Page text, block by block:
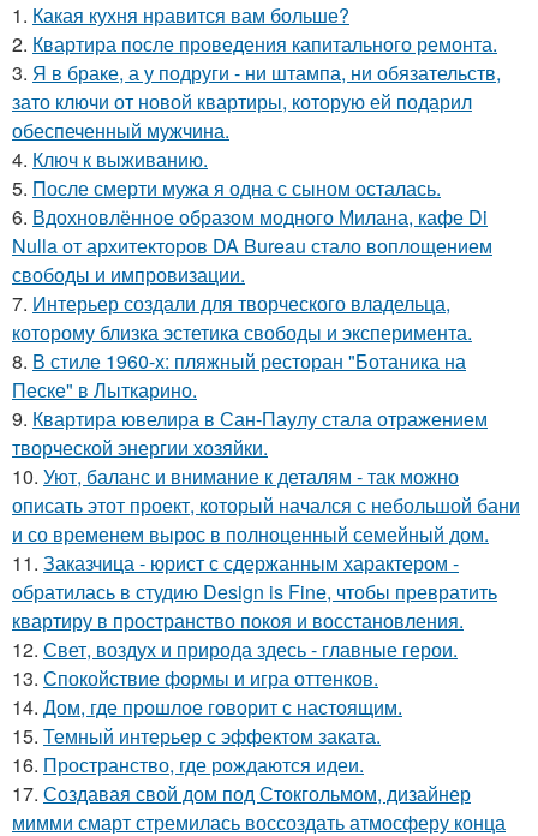
1. Какая кухня нравится вам больше?
2. Квартира после проведения капитального ремонта.
3. Я в браке, а у подруги - ни штампа, ни обязательств,
зато ключи от новой квартиры, которую ей подарил
обеспеченный мужчина.
4. Ключ к выживанию.
5. После смерти мужа я одна с сыном осталась.
6. Вдохновлённое образом модного Милана, кафе Di
Nulla от архитекторов DA Bureau стало воплощением
свободы и импровизации.
7. Интерьер создали для творческого владельца,
которому близка эстетика свободы и эксперимента.
8. В стиле 1960-х: пляжный ресторан "Ботаника на
Песке" в Лыткарино.
9. Квартира ювелира в Сан-Паулу стала отражением
творческой энергии хозяйки.
10. Уют, баланс и внимание к деталям - так можно
описать этот проект, который начался с небольшой бани
и со временем вырос в полноценный семейный дом.
11. Заказчица - юрист с сдержанным характером -
обратилась в студию Design is Fine, чтобы превратить
квартиру в пространство покоя и восстановления.
12. Свет, воздух и природа здесь - главные герои.
13. Спокойствие формы и игра оттенков.
14. Дом, где прошлое говорит с настоящим.
15. Темный интерьер с эффектом заката.
16. Пространство, где рождаются идеи.
17. Создавая свой дом под Стокгольмом, дизайнер
мимми смарт стремилась воссоздать атмосферу конца